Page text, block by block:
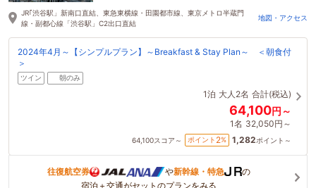
JR｢渋谷駅」新南口直結、東急東横線・田園都市線、東京メトロ半蔵門
線・副都心線「渋谷駅」C2出口直結
地図・アクセス
2024年4月～【シンプルプラン】～Breakfast & Stay Plan～ ＜朝食付
＞
ツイン 朝のみ
1泊 大人2名 合計(税込)
64,100円～
1名 32,050円～
64,100スコア～ ポイント 2% 1,282ポイント～
往復航空券 や新幹線・特急
の
宿泊＋交通がセットのプランをみる